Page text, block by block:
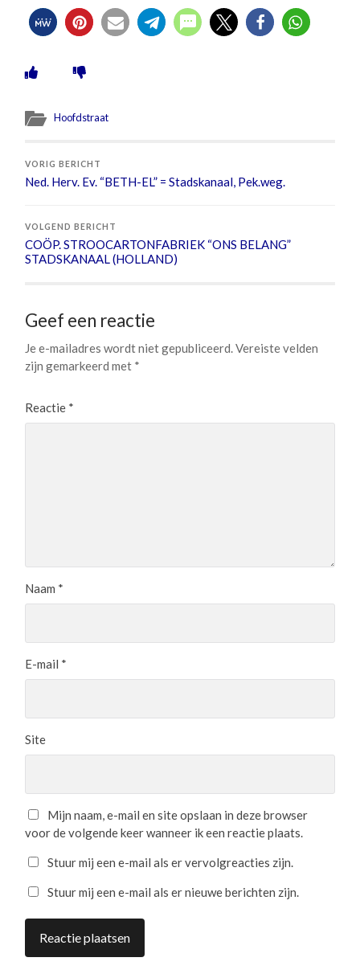
Hoofdstraat
VORIG BERICHT
Ned. Herv. Ev. “BETH-EL” = Stadskanaal, Pek.weg.
VOLGEND BERICHT
COÖP. STROOCARTONFABRIEK “ONS BELANG”
STADSKANAAL (HOLLAND)
Geef een reactie
Je e-mailadres wordt niet gepubliceerd.Vereiste velden
zijn gemarkeerd met *
Reactie *
Naam *
E-mail *
Site
Mijn naam, e-mail en site opslaan in deze browser
voor de volgende keer wanneer ik een reactie plaats.
Stuur mij een e-mail als er vervolgreacties zijn.
Stuur mij een e-mail als er nieuwe berichten zijn.